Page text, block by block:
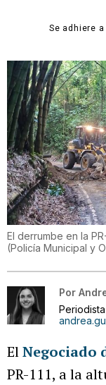
Se adhiere
El derrumbe en la
(Policía Municipal y
Por
ElNegociado
PR-111, a la